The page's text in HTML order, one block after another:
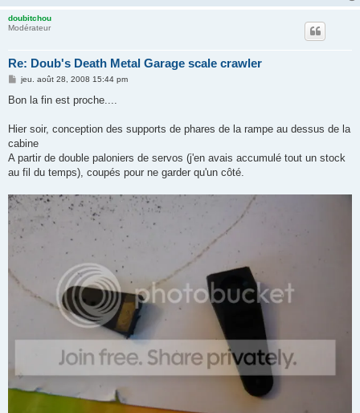
doubitchou
Modérateur
Re: Doub's Death Metal Garage scale crawler
M
s
g
jeu. août 28, 2008 15:44 pm
Bon la fin est proche....
Hier soir, conception des supports de phares de la rampe au dessus de la
cabine
A partir de double paloniers de servos (j'en avais accumulé tout un stock
au fil du temps), coupés pour ne garder qu'un côté.